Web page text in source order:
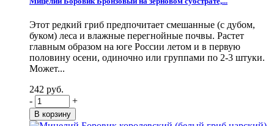
Этот редкий гриб предпочитает смешанные (с дубом,
буком) леса и влажные перегнойные почвы. Растет
главным образом на юге России летом и в первую
половину осени, одиночно или группами по 2-3 штуки.
Может...
242 руб.
-
+